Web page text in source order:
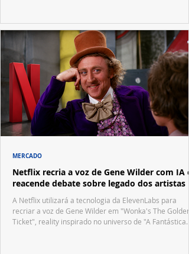
Netflix recria a voz de Gene Wilder com IA e
reacende debate sobre legado dos artistas
A Netflix utilizará a tecnologia da ElevenLabs para
recriar a voz de Gene Wilder em "Wonka's The Golden
Ticket", reality inspirado no universo de "A Fantástica
MERCADO